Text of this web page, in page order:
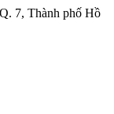
7, Thành phố Hồ